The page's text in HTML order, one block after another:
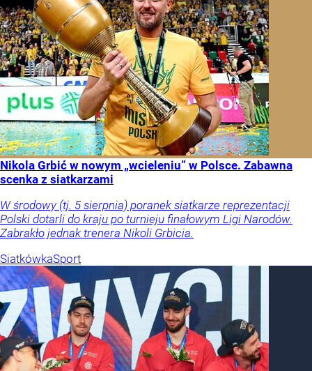
Nikola Grbić w nowym „wcieleniu” w Polsce. Zabawna
scenka z siatkarzami
W środowy (tj. 5 sierpnia) poranek siatkarze reprezentacji
Polski dotarli do kraju po turnieju finałowym Ligi Narodów.
Zabrakło jednak trenera Nikoli Grbicia.
SiatkówkaSport